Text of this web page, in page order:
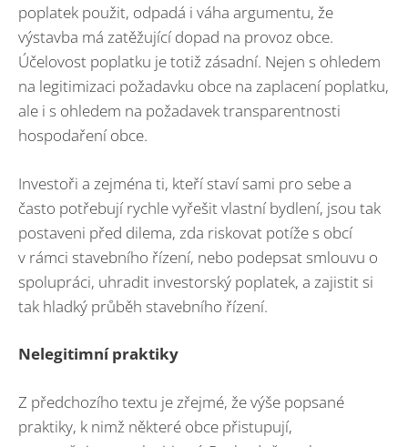
poplatek použit, odpadá i váha argumentu, že
výstavba má zatěžující dopad na provoz obce.
Účelovost poplatku je totiž zásadní. Nejen s ohledem
na legitimizaci požadavku obce na zaplacení poplatku,
ale i s ohledem na požadavek transparentnosti
hospodaření obce.
Investoři a zejména ti, kteří staví sami pro sebe a
často potřebují rychle vyřešit vlastní bydlení, jsou tak
postaveni před dilema, zda riskovat potíže s obcí
v rámci stavebního řízení, nebo podepsat smlouvu o
spolupráci, uhradit investorský poplatek, a zajistit si
tak hladký průběh stavebního řízení.
Nelegitimní praktiky
Z předchozího textu je zřejmé, že výše popsané
praktiky, k nimž některé obce přistupují,